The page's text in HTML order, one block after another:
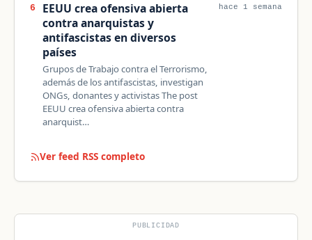
6
EEUU crea ofensiva abierta
contra anarquistas y
antifascistas en diversos
países
Grupos de Trabajo contra el Terrorismo,
además de los antifascistas, investigan
ONGs, donantes y activistas The post
EEUU crea ofensiva abierta contra
anarquist…
hace 1 semana
Ver feed RSS completo
PUBLICIDAD